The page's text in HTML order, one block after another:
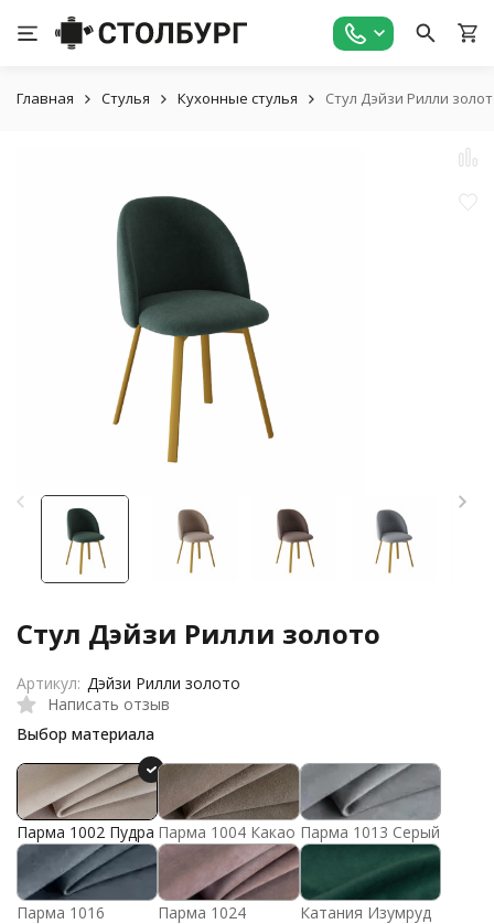
Главная Стулья Кухонные стулья Стул Дэйзи Рилли
Стул Дэйзи Рилли золото
Написать отзыв
Выбор материала
Парма 1002 Пудра Парма 1004 Какао Парма 1013 Серый
Парма 1016
Парма 1024
Катания Изумруд
Артикул: Дэйзи Рилли золото